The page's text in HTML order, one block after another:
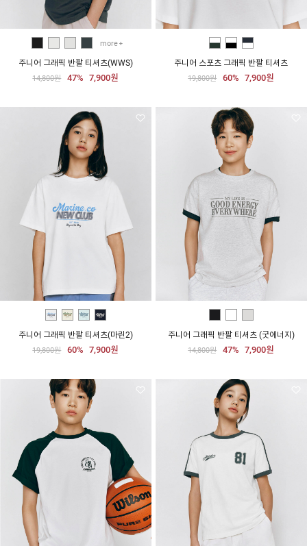
more
주니어 그래픽 반팔 티셔츠(WWS)
14,800원 47% 7,900원
주니어 스포츠 그래픽 반팔 티셔츠
19,800원 60% 7,900원
주니어 그래픽 반팔 티셔츠(마린2)
19,800원 60% 7,900원
주니어 그래픽 반팔 티셔츠 (굿에너지)
14,800원 47% 7,900원